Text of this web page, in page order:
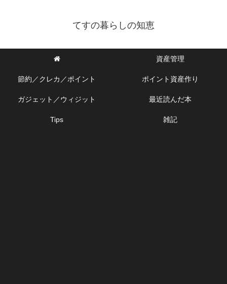
てすの暮らしの知恵
資産管理
節約／クレカ／ポイント ポイント資産作り
ガジェット／ウィジット 最近読んだ本
Tips 雑記